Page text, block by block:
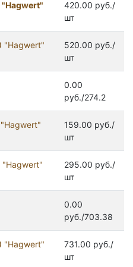
"Hagwert"
420.00 руб./
шт
"Hagwert"
520.00 руб./
шт
0.00
руб./274.2
159.00 руб./
шт
"Hagwert"
295.00 руб./
шт
0.00
руб./703.38
"Hagwert"
731.00 руб./
шт